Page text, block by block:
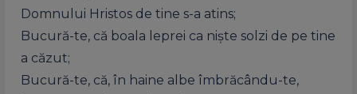
Domnului Hristos de tine s-a atins;
Bucură-te, că boala leprei ca niște solzi de pe tine
a căzut;
Bucură-te, că, în haine albe îmbrăcându-te,